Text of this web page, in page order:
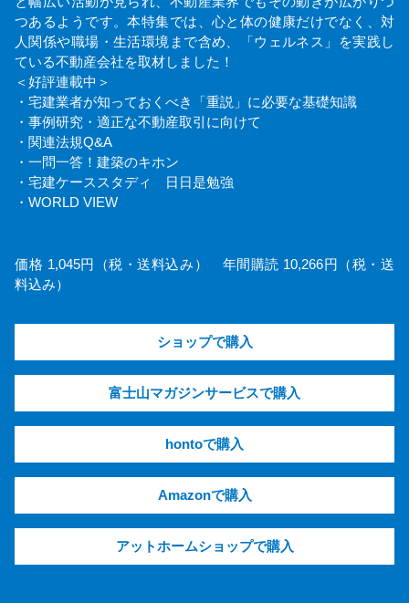
つあるようです。本特集では、心と体の健康だけでなく、対
人関係や職場・生活環境まで含め、「ウェルネス」を実践し
ている不動産会社を取材しました！
＜好評連載中＞
・宅建業者が知っておくべき「重説」に必要な基礎知識
・事例研究・適正な不動産取引に向けて
・関連法規Q&A
・一問一答！建築のキホン
・宅建ケーススタディ 日日是勉強
・WORLD VIEW
価格 1,045円（税・送料込み） 年間購読 10,266円（税・送
料込み）
ショップで購入
富士山マガジンサービスで購入
hontoで購入
Amazonで購入
アットホームショップで購入